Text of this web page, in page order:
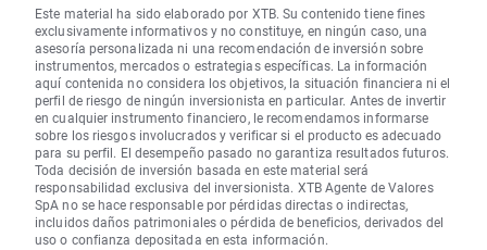
Este material ha sido elaborado por XTB. Su contenido tiene fines
exclusivamente informativos y no constituye, en ningún caso, una
asesoría personalizada ni una recomendación de inversión sobre
instrumentos, mercados o estrategias específicas. La información
aquí contenida no considera los objetivos, la situación financiera ni el
perfil de riesgo de ningún inversionista en particular. Antes de invertir
en cualquier instrumento financiero, le recomendamos informarse
sobre los riesgos involucrados y verificar si el producto es adecuado
para su perfil. El desempeño pasado no garantiza resultados futuros.
Toda decisión de inversión basada en este material será
responsabilidad exclusiva del inversionista. XTB Agente de Valores
SpA no se hace responsable por pérdidas directas o indirectas,
incluidos daños patrimoniales o pérdida de beneficios, derivados del
uso o confianza depositada en esta información.